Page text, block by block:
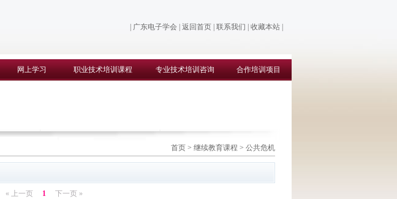
广东电子学会 返回首页 联系我们 收藏本站
网上学习 职业技术培训课程 专业技术培训咨询 合作培训项目
首页> 继续教育课程 > 公共危机
« 上一页 1 下一页 »